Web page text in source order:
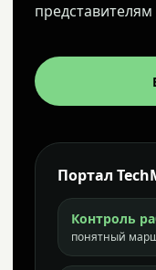
Портал
Контроль
понятный